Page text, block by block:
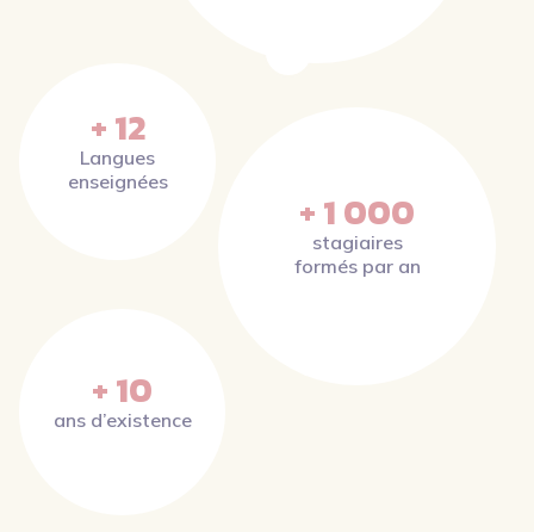
+ 12
Langues
enseignées
+ 1 000
stagiaires
formés par an
+ 10
ans d’existence